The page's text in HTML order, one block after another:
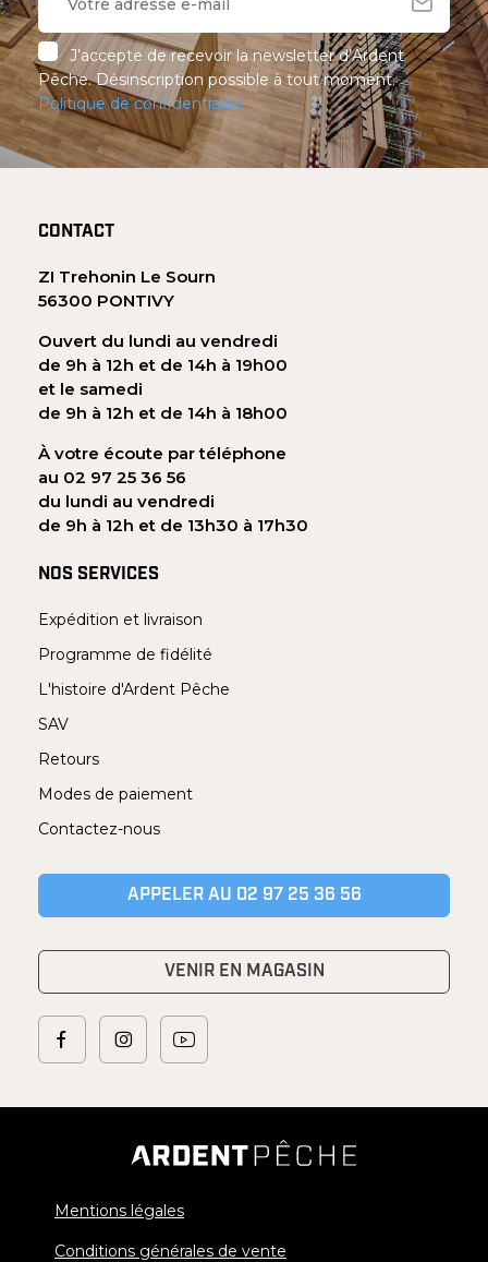
J’accepte de recevoir la newsletter d’Ardent
Pêche. Désinscription possible à tout moment.
Politique de confidentialité
CONTACT
ZI Trehonin Le Sourn
56300 PONTIVY
Ouvert du lundi au vendredi
de 9h à 12h et de 14h à 19h00
et le samedi
de 9h à 12h et de 14h à 18h00
À votre écoute par téléphone
au 02 97 25 36 56
du lundi au vendredi
de 9h à 12h et de 13h30 à 17h30
NOS SERVICES
Expédition et livraison
Programme de fidélité
L'histoire d'Ardent Pêche
SAV
Retours
Modes de paiement
Contactez-nous
APPELER AU 02 97 25 36 56
VENIR EN MAGASIN
Mentions légales
Conditions générales de vente